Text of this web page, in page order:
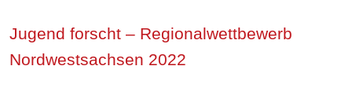
Jugend forscht – Regionalwettbewerb
Nordwestsachsen 2022